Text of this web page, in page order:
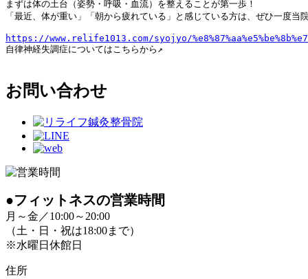
まずは体の土台（姿勢・呼吸・血流）を整えることが第一歩！
「最近、体が重い」「朝から疲れている」と感じている方は、ぜひ一度当
https://www.relife1013.com/syojyo/
自律神経失調症についてはこちらから↗
お問い合わせ
●フィットネスの営業時間
月～金／10:00～20:00
（土・日・祝は18:00まで）
※水曜日休館日
住所